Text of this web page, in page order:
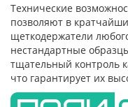
Технические
позволяют в
щеткодержатели
нестандартные
тщательный контроль
что гарантирует их